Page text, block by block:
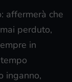
affermerà che
perduto,
in
inganno,